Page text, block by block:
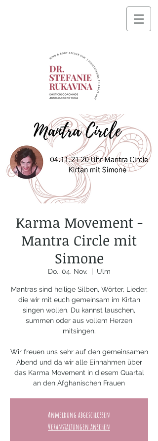
Karma Movement -
Mantra Circle mit
Simone
Do., 04. Nov.
  |
Ulm
Mantras sind heilige Silben, Wörter, Lieder,
die wir mit euch gemeinsam im Kirtan
singen wollen. Du kannst lauschen,
summen oder aus vollem Herzen
mitsingen.
Wir freuen uns sehr auf den gemeinsamen
Abend und da wir alle Einnahmen über
das Karma Movement in diesem Quartal
an den Afghanischen Frauen
Anmeldung abgeschlossen
Veranstaltungen ansehen